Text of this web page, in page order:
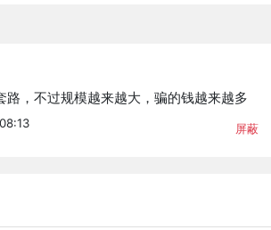
路，不过规模越来越大，骗的钱越来越多
屏蔽